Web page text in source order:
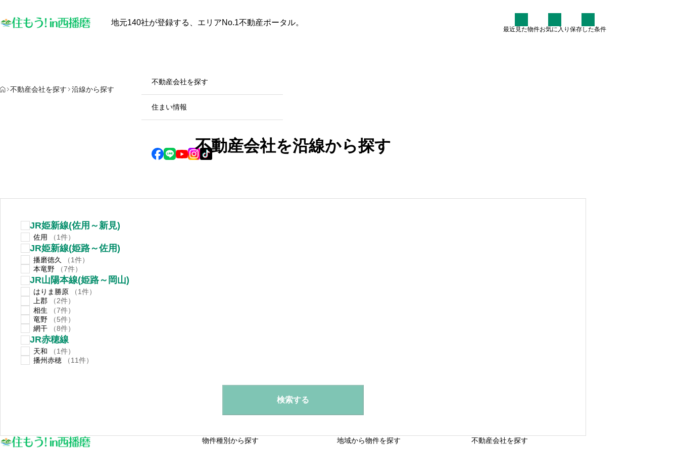
不動産会社を探す
住まい情報
地元140社が登録する、エリアNo.1不動産ポータル。
最近見た物件お気に入り 保存した条件
【中古戸建オーナー必見】太
陽光発電と蓄電池は本当に電
気代を安くするのか？田舎暮
2025.10.28
HOME
不動産会社を探す 沿線から探す
不動産会社を沿線から探す
JR姫新線(佐用～新見)
佐用 （1件）
JR姫新線(姫路～佐用)
播磨徳久
（1件）
本竜野
（7件）
JR山陽本線(姫路～岡山)
はりま勝原
（1件）
上郡
（2件）
相生
（7件）
竜野
（5件）
網干
（8件）
JR赤穂線
天和
（1件）
播州赤穂
（11件）
検索する
物件種別から探す 地域から物件を探す 不動産会社を探す